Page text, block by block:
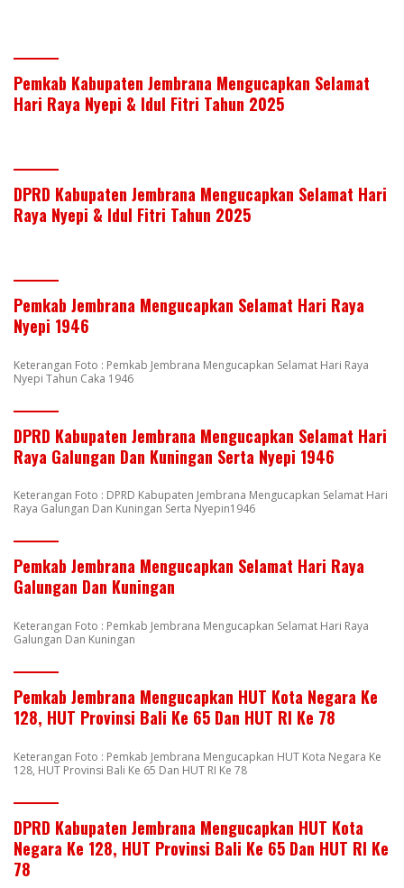
Pemkab Kabupaten Jembrana Mengucapkan Selamat
Hari Raya Nyepi & Idul Fitri Tahun 2025
DPRD Kabupaten Jembrana Mengucapkan Selamat Hari
Raya Nyepi & Idul Fitri Tahun 2025
Pemkab Jembrana Mengucapkan Selamat Hari Raya
Nyepi 1946
Keterangan Foto : Pemkab Jembrana Mengucapkan Selamat Hari Raya
Nyepi Tahun Caka 1946
DPRD Kabupaten Jembrana Mengucapkan Selamat Hari
Raya Galungan Dan Kuningan Serta Nyepi 1946
Keterangan Foto : DPRD Kabupaten Jembrana Mengucapkan Selamat Hari
Raya Galungan Dan Kuningan Serta Nyepin1946
Pemkab Jembrana Mengucapkan Selamat Hari Raya
Galungan Dan Kuningan
Keterangan Foto : Pemkab Jembrana Mengucapkan Selamat Hari Raya
Galungan Dan Kuningan
Pemkab Jembrana Mengucapkan HUT Kota Negara Ke
128, HUT Provinsi Bali Ke 65 Dan HUT RI Ke 78
Keterangan Foto : Pemkab Jembrana Mengucapkan HUT Kota Negara Ke
128, HUT Provinsi Bali Ke 65 Dan HUT RI Ke 78
DPRD Kabupaten Jembrana Mengucapkan HUT Kota
Negara Ke 128, HUT Provinsi Bali Ke 65 Dan HUT RI Ke
78